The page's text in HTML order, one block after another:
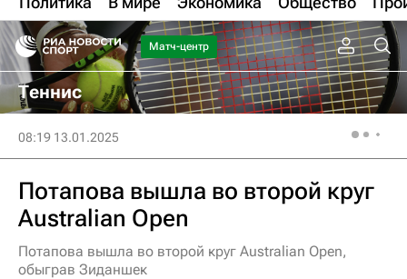
Матч-центр
Теннис
08:19 13.01.2025
Потапова вышла во второй круг
Australian Open
Потапова вышла во второй круг Australian Open,
обыграв Зиданшек